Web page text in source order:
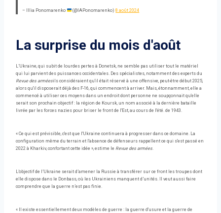
– Illia Ponomarenko (@IAPonomarenko)8 août 2024
La surprise du mois d'août
L’Ukraine, qui subit de lourdes pertes à Donetsk, ne semble pas utiliser tout le matériel
qui lui parvient des puissances occidentales. Des spécialistes, notamment des experts du
Revue des arméesils considéraient qu'il était réservé à une offensive, peut-être début 2025,
alors qu'il disposerait déjà des F-16, qui commencent à arriver. Mais, étonnamment, elle a
commencé à utiliser ces moyens dans un endroit dont personne ne soupçonnait qu'elle
serait son prochain objectif : la région de Koursk, un nom associé à la dernière bataille
livrée par les forces nazies pour briser le front de l'Est, au cours de l'été. de 1943.
« Ce qui est prévisible, c'est que l'Ukraine continuera à progresser dans ce domaine. La
configuration même du terrain et l'absence de défenseurs rappellent ce qui s'est passé en
2022 à Kharkiv, confortant cette idée », estime le Revue des armées.
L’objectif de l’Ukraine serait d’amener la Russie à transférer sur ce front les troupes dont
elle dispose dans le Donbass, où les Ukrainiens manquent d’unités. Il veut aussi faire
comprendre que la guerre n’est pas finie.
« Il existe essentiellement deux modèles de guerre : la guerre d'usure et la guerre de